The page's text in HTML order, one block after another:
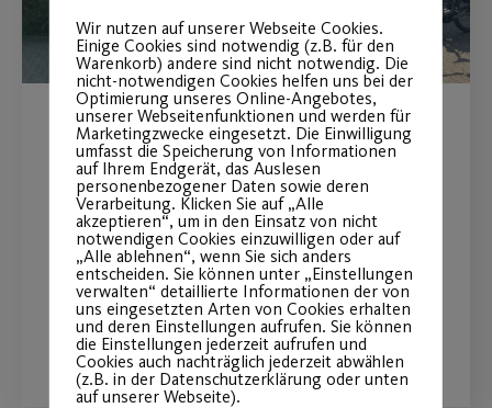
Hitzeschlacht auf zwei
Rädern
Radtourbericht vom 30.07. - Heiße
Tour, coole Truppe
WEITERLESEN
Wir nutzen auf unserer Webseite Cookies.
Einige Cookies sind notwendig (z.B. für den
Warenkorb) andere sind nicht notwendig. Die
nicht-notwendigen Cookies helfen uns bei der
Optimierung unseres Online-Angebotes,
unserer Webseitenfunktionen und werden für
Marketingzwecke eingesetzt. Die Einwilligung
umfasst die Speicherung von Informationen
auf Ihrem Endgerät, das Auslesen
personenbezogener Daten sowie deren
Verarbeitung. Klicken Sie auf „Alle
akzeptieren“, um in den Einsatz von nicht
notwendigen Cookies einzuwilligen oder auf
„Alle ablehnen“, wenn Sie sich anders
entscheiden. Sie können unter „Einstellungen
verwalten“ detaillierte Informationen der von
uns eingesetzten Arten von Cookies erhalten
und deren Einstellungen aufrufen. Sie können
die Einstellungen jederzeit aufrufen und
Cookies auch nachträglich jederzeit abwählen
(z.B. in der Datenschutzerklärung oder unten
auf unserer Webseite).